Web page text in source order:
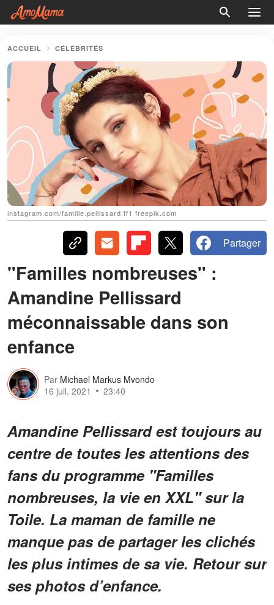
ACCUEIL CÉLÉBRITÉS
instagram.com/famille.pellissard.tf1 freepik.com
Partager
"Familles nombreuses" :
Amandine Pellissard
méconnaissable dans son
enfance
Par Michael Markus Mvondo
16 juil. 2021
23:40
Amandine Pellissard est toujours au
centre de toutes les attentions des
fans du programme "Familles
nombreuses, la vie en XXL" sur la
Toile. La maman de famille ne
manque pas de partager les clichés
les plus intimes de sa vie. Retour sur
ses photos d’enfance.